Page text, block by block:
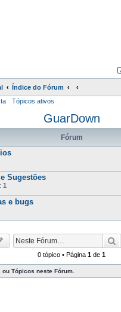
Índice do Fórum
Tópicos ativos
GuarDown
Fórum
e Sugestões
1
e bugs
0 tópico • Página 1 de 1
Tópicos neste Fórum.